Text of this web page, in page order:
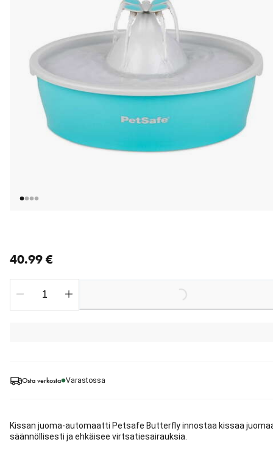
Osta verkosta Varastossa
Kissan juoma-automaatti Petsafe Butterfly innostaa kissaa
säännöllisesti ja ehkäisee virtsatiesairauksia.
40.99 €
Loading...